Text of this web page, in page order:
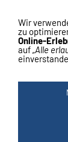
Navigation
0X150CM
FÜR DRINNEN
Wir
zu
Online-
auf„Alle